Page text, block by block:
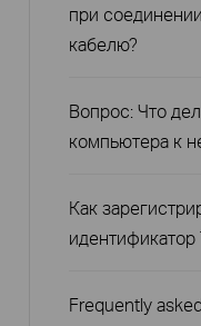
при
кабелю?
Вопрос: Что
компьютера к
Как
идентификатор
Frequently